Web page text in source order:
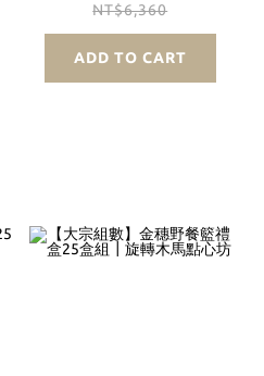
NT$6,360
ADD TO CART